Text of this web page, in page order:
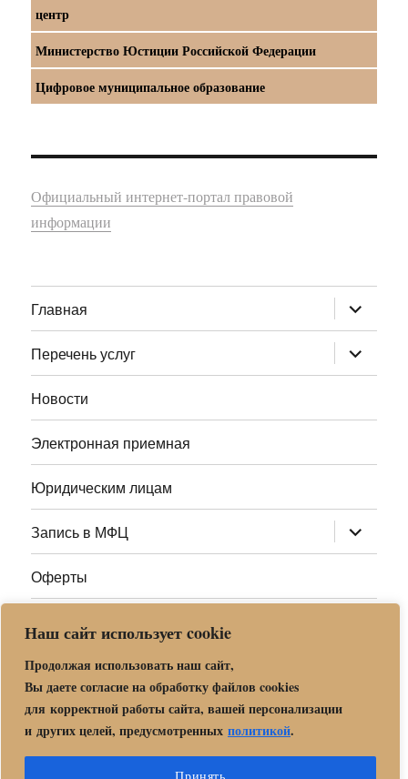
Наш сайт использует cookie
Продолжая использовать наш сайт,
Вы даете согласие на обработку файлов cookies
для корректной работы сайта, вашей персонализации
и других целей, предусмотренных политикой.
центр
Министерство Юстиции Российской Федерации
Цифровое муниципальное образование
Официальный интернет-портал правовой
информации
Главная раскрыть
дочернее
меню
Перечень услуг
раскрыть
дочернее
меню
Новости
Электронная приемная
Юридическим лицам
Запись в МФЦ раскрыть
дочернее
меню
Оферты
Адреса МФЦ МО
Центр государственных и муниципальных услуг «Мои
документы» в г. о. Орехово-Зуево
Политика обработки и защиты персональных данных в «МБУ